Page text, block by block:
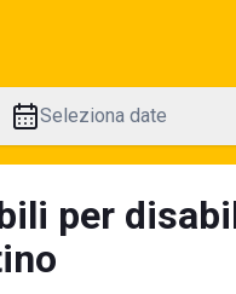
Seleziona date
per